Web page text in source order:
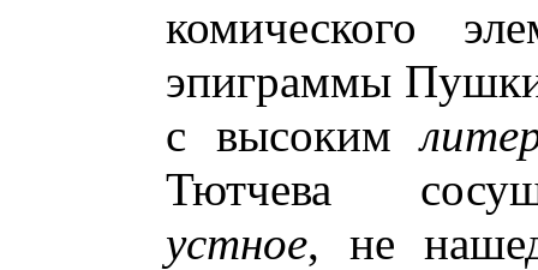
комического
эпиграммы
с высоким
Тютчева
устное, не